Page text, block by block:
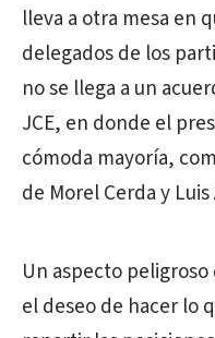
lleva a otra mesa en
delegados de los
no se llega a un
JCE, en donde el
cómoda mayoría,
de Morel Cerda y Luis
Un aspecto
el deseo de hacer lo